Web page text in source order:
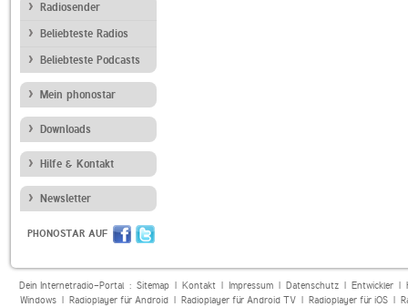
Radiosender
Beliebteste Radios
Beliebteste Podcasts
Mein phonostar
Downloads
Hilfe & Kontakt
Newsletter
PHONOSTAR AUF
Dein Internetradio-Portal : Sitemap| Kontakt| Impressum| Datenschutz| Entwickler|
Windows| Radioplayer für Android| Radioplayer für Android TV| Radioplayer für iOS|